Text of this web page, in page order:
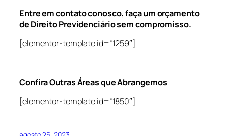
Entre em contato conosco, faça um orçamento
de Direito Previdenciário sem compromisso.
[elementor-template id=”1259″]
Confira Outras Áreas que Abrangemos
[elementor-template id=”1850″]